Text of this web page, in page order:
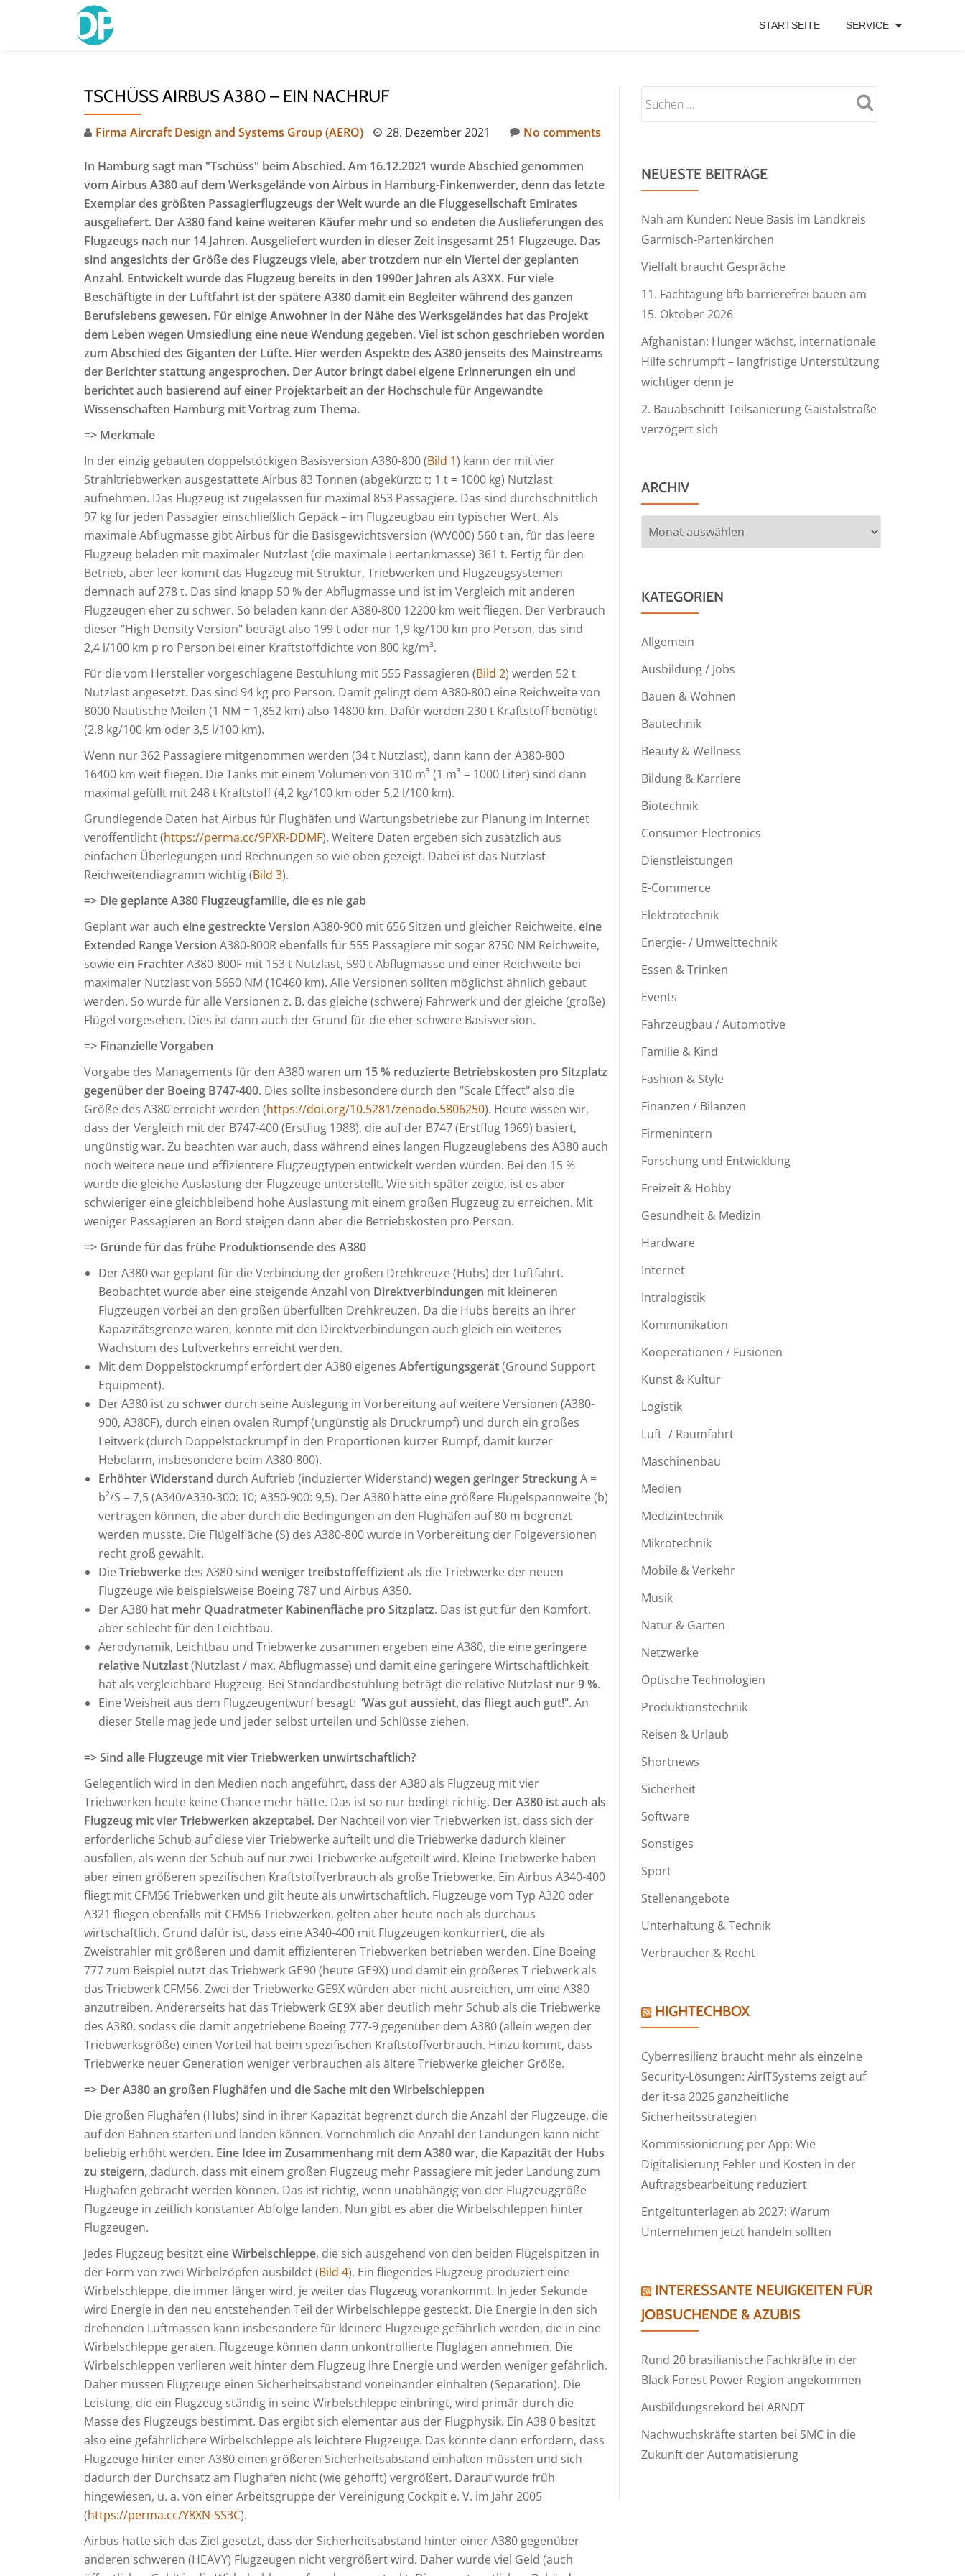
STARTSEITE SERVICE
TSCHÜSS AIRBUS A380 – EIN NACHRUF
Firma Aircraft Design and Systems Group (AERO) 28. Dezember 2021 No comments
In Hamburg sagt man "Tschüss" beim Abschied. Am 16.12.2021 wurde Abschied genommen
vom Airbus A380 auf dem Werksgelände von Airbus in Hamburg-Finkenwerder, denn das letzte
Exemplar des größten Passagierflugzeugs der Welt wurde an die Fluggesellschaft Emirates
ausgeliefert. Der A380 fand keine weiteren Käufer mehr und so endeten die Auslieferungen des
Flugzeugs nach nur 14 Jahren. Ausgeliefert wurden in dieser Zeit insgesamt 251 Flugzeuge. Das
sind angesichts der Größe des Flugzeugs viele, aber trotzdem nur ein Viertel der geplanten
Anzahl. Entwickelt wurde das Flugzeug bereits in den 1990er Jahren als A3XX. Für viele
Beschäftigte in der Luftfahrt ist der spätere A380 damit ein Begleiter während des ganzen
Berufslebens gewesen. Für einige Anwohner in der Nähe des Werksgeländes hat das Projekt
dem Leben wegen Umsiedlung eine neue Wendung gegeben. Viel ist schon geschrieben worden
zum Abschied des Giganten der Lüfte. Hier werden Aspekte des A380 jenseits des Mainstreams
der Berichter stattung angesprochen. Der Autor bringt dabei eigene Erinnerungen ein und
berichtet auch basierend auf einer Projektarbeit an der Hochschule für Angewandte
Wissenschaften Hamburg mit Vortrag zum Thema.
=> Merkmale
In der einzig gebauten doppelstöckigen Basisversion A380-800 (Bild 1) kann der mit vier
Strahltriebwerken ausgestattete Airbus 83 Tonnen (abgekürzt: t; 1 t = 1000 kg) Nutzlast
aufnehmen. Das Flugzeug ist zugelassen für maximal 853 Passagiere. Das sind durchschnittlich
97 kg für jeden Passagier einschließlich Gepäck – im Flugzeugbau ein typischer Wert. Als
maximale Abflugmasse gibt Airbus für die Basisgewichtsversion (WV000) 560 t an, für das leere
Flugzeug beladen mit maximaler Nutzlast (die maximale Leertankmasse) 361 t. Fertig für den
Betrieb, aber leer kommt das Flugzeug mit Struktur, Triebwerken und Flugzeugsystemen
demnach auf 278 t. Das sind knapp 50 % der Abflugmasse und ist im Vergleich mit anderen
Flugzeugen eher zu schwer. So beladen kann der A380-800 12200 km weit fliegen. Der Verbrauch
dieser "High Density Version" beträgt also 199 t oder nur 1,9 kg/100 km pro Person, das sind
2,4 l/100 km p ro Person bei einer Kraftstoffdichte von 800 kg/m³.
Für die vom Hersteller vorgeschlagene Bestuhlung mit 555 Passagieren (Bild 2) werden 52 t
Nutzlast angesetzt. Das sind 94 kg pro Person. Damit gelingt dem A380-800 eine Reichweite von
8000 Nautische Meilen (1 NM = 1,852 km) also 14800 km. Dafür werden 230 t Kraftstoff benötigt
(2,8 kg/100 km oder 3,5 l/100 km).
Wenn nur 362 Passagiere mitgenommen werden (34 t Nutzlast), dann kann der A380-800
16400 km weit fliegen. Die Tanks mit einem Volumen von 310 m³ (1 m³ = 1000 Liter) sind dann
maximal gefüllt mit 248 t Kraftstoff (4,2 kg/100 km oder 5,2 l/100 km).
Grundlegende Daten hat Airbus für Flughäfen und Wartungsbetriebe zur Planung im Internet
veröffentlicht (https://perma.cc/9PXR-DDMF). Weitere Daten ergeben sich zusätzlich aus
einfachen Überlegungen und Rechnungen so wie oben gezeigt. Dabei ist das Nutzlast-
Reichweitendiagramm wichtig (Bild 3).
=> Die geplante A380 Flugzeugfamilie, die es nie gab
Geplant war auch eine gestreckte Version A380-900 mit 656 Sitzen und gleicher Reichweite, eine
Extended Range Version A380-800R ebenfalls für 555 Passagiere mit sogar 8750 NM Reichweite,
sowieein FrachterA380-800F mit 153 t Nutzlast, 590 t Abflugmasse und einer Reichweite bei
maximaler Nutzlast von 5650 NM (10460 km). Alle Versionen sollten möglichst ähnlich gebaut
werden. So wurde für alle Versionen z. B. das gleiche (schwere) Fahrwerk und der gleiche (große)
Flügel vorgesehen. Dies ist dann auch der Grund für die eher schwere Basisversion.
=> Finanzielle Vorgaben
Vorgabe des Managements für den A380 waren um 15 % reduzierte Betriebskosten pro Sitzplatz
gegenüber der Boeing B747-400. Dies sollte insbesondere durch den "Scale Effect" also die
Größe des A380 erreicht werden (https://doi.org/10.5281/zenodo.5806250). Heute wissen wir,
dass der Vergleich mit der B747-400 (Erstflug 1988), die auf der B747 (Erstflug 1969) basiert,
ungünstig war. Zu beachten war auch, dass während eines langen Flugzeuglebens des A380 auch
noch weitere neue und effizientere Flugzeugtypen entwickelt werden würden. Bei den 15 %
wurde die gleiche Auslastung der Flugzeuge unterstellt. Wie sich später zeigte, ist es aber
schwieriger eine gleichbleibend hohe Auslastung mit einem großen Flugzeug zu erreichen. Mit
weniger Passagieren an Bord steigen dann aber die Betriebskosten pro Person.
=> Gründe für das frühe Produktionsende des A380
Der A380 war geplant für die Verbindung der großen Drehkreuze (Hubs) der Luftfahrt.
Beobachtet wurde aber eine steigende Anzahl von Direktverbindungen mit kleineren
Flugzeugen vorbei an den großen überfüllten Drehkreuzen. Da die Hubs bereits an ihrer
Kapazitätsgrenze waren, konnte mit den Direktverbindungen auch gleich ein weiteres
Wachstum des Luftverkehrs erreicht werden.
Mit dem Doppelstockrumpf erfordert der A380 eigenes Abfertigungsgerät(Ground Support
Equipment).
Der A380 ist zu schwer durch seine Auslegung in Vorbereitung auf weitere Versionen (A380-
900, A380F), durch einen ovalen Rumpf (ungünstig als Druckrumpf) und durch ein großes
Leitwerk (durch Doppelstockrumpf in den Proportionen kurzer Rumpf, damit kurzer
Hebelarm, insbesondere beim A380-800).
Erhöhter Widerstand durch Auftrieb (induzierter Widerstand) wegen geringer StreckungA =
b²/S = 7,5 (A340/A330-300: 10; A350-900: 9,5). Der A380 hätte eine größere Flügelspannweite (b)
vertragen können, die aber durch die Bedingungen an den Flughäfen auf 80 m begrenzt
werden musste. Die Flügelfläche (S) des A380-800 wurde in Vorbereitung der Folgeversionen
recht groß gewählt.
DieTriebwerke des A380 sind weniger treibstoffeffizientals die Triebwerke der neuen
Flugzeuge wie beispielsweise Boeing 787 und Airbus A350.
Der A380 hat mehr Quadratmeter Kabinenfläche pro Sitzplatz. Das ist gut für den Komfort,
aber schlecht für den Leichtbau.
Aerodynamik, Leichtbau und Triebwerke zusammen ergeben eine A380, die eine geringere
relative Nutzlast(Nutzlast / max. Abflugmasse) und damit eine geringere Wirtschaftlichkeit
hat als vergleichbare Flugzeug. Bei Standardbestuhlung beträgt die relative Nutzlast nur 9 %.
Eine Weisheit aus dem Flugzeugentwurf besagt: "Was gut aussieht, das fliegt auch gut!". An
dieser Stelle mag jede und jeder selbst urteilen und Schlüsse ziehen.
=> Sind alle Flugzeuge mit vier Triebwerken unwirtschaftlich?
Gelegentlich wird in den Medien noch angeführt, dass der A380 als Flugzeug mit vier
Triebwerken heute keine Chance mehr hätte. Das ist so nur bedingt richtig. Der A380 ist auch als
Flugzeug mit vier Triebwerken akzeptabel. Der Nachteil von vier Triebwerken ist, dass sich der
erforderliche Schub auf diese vier Triebwerke aufteilt und die Triebwerke dadurch kleiner
ausfallen, als wenn der Schub auf nur zwei Triebwerke aufgeteilt wird. Kleine Triebwerke haben
aber einen größeren spezifischen Kraftstoffverbrauch als große Triebwerke. Ein Airbus A340-400
fliegt mit CFM56 Triebwerken und gilt heute als unwirtschaftlich. Flugzeuge vom Typ A320 oder
A321 fliegen ebenfalls mit CFM56 Triebwerken, gelten aber heute noch als durchaus
wirtschaftlich. Grund dafür ist, dass eine A340-400 mit Flugzeugen konkurriert, die als
Zweistrahler mit größeren und damit effizienteren Triebwerken betrieben werden. Eine Boeing
777 zum Beispiel nutzt das Triebwerk GE90 (heute GE9X) und damit ein größeres T riebwerk als
das Triebwerk CFM56. Zwei der Triebwerke GE9X würden aber nicht ausreichen, um eine A380
anzutreiben. Andererseits hat das Triebwerk GE9X aber deutlich mehr Schub als die Triebwerke
des A380, sodass die damit angetriebene Boeing 777-9 gegenüber dem A380 (allein wegen der
Triebwerksgröße) einen Vorteil hat beim spezifischen Kraftstoffverbrauch. Hinzu kommt, dass
Triebwerke neuer Generation weniger verbrauchen als ältere Triebwerke gleicher Größe.
=> Der A380 an großen Flughäfen und die Sache mit den Wirbelschleppen
Die großen Flughäfen (Hubs) sind in ihrer Kapazität begrenzt durch die Anzahl der Flugzeuge, die
auf den Bahnen starten und landen können. Vornehmlich die Anzahl der Landungen kann nicht
beliebig erhöht werden. Eine Idee im Zusammenhang mit dem A380 war, die Kapazität der Hubs
zu steigern, dadurch, dass mit einem großen Flugzeug mehr Passagiere mit jeder Landung zum
Flughafen gebracht werden können. Das ist richtig, wenn unabhängig von der Flugzeuggröße
Flugzeuge in zeitlich konstanter Abfolge landen. Nun gibt es aber die Wirbelschleppen hinter
Flugzeugen.
Jedes Flugzeug besitzt eineWirbelschleppe, die sich ausgehend von den beiden Flügelspitzen in
der Form von zwei Wirbelzöpfen ausbildet (Bild 4). Ein fliegendes Flugzeug produziert eine
Wirbelschleppe, die immer länger wird, je weiter das Flugzeug vorankommt. In jeder Sekunde
wird Energie in den neu entstehenden Teil der Wirbelschleppe gesteckt. Die Energie in den sich
drehenden Luftmassen kann insbesondere für kleinere Flugzeuge gefährlich werden, die in eine
Wirbelschleppe geraten. Flugzeuge können dann unkontrollierte Fluglagen annehmen. Die
Wirbelschleppen verlieren weit hinter dem Flugzeug ihre Energie und werden weniger gefährlich.
Daher müssen Flugzeuge einen Sicherheitsabstand voneinander einhalten (Separation). Die
Leistung, die ein Flugzeug ständig in seine Wirbelschleppe einbringt, wird primär durch die
Masse des Flugzeugs bestimmt. Das ergibt sich elementar aus der Flugphysik. Ein A38 0 besitzt
also eine gefährlichere Wirbelschleppe als leichtere Flugzeuge. Das könnte dann erfordern, dass
Flugzeuge hinter einer A380 einen größeren Sicherheitsabstand einhalten müssten und sich
dadurch der Durchsatz am Flughafen nicht (wie gehofft) vergrößert. Darauf wurde früh
hingewiesen, u. a. von einer Arbeitsgruppe der Vereinigung Cockpit e. V. im Jahr 2005
(https://perma.cc/Y8XN-SS3C).
Airbus hatte sich das Ziel gesetzt, dass der Sicherheitsabstand hinter einer A380 gegenüber
anderen schweren (HEAVY) Flugzeugen nicht vergrößert wird. Daher wurde viel Geld (auch
NEUESTE BEITRÄGE
Nah am Kunden: Neue Basis im Landkreis
Garmisch-Partenkirchen
Vielfalt braucht Gespräche
11. Fachtagung bfb barrierefrei bauen am
15. Oktober 2026
Afghanistan: Hunger wächst, internationale
Hilfe schrumpft – langfristige Unterstützung
wichtiger denn je
2. Bauabschnitt Teilsanierung Gaistalstraße
verzögert sich
ARCHIV
Archiv
KATEGORIEN
Allgemein
Ausbildung / Jobs
Bauen & Wohnen
Bautechnik
Beauty & Wellness
Bildung & Karriere
Biotechnik
Consumer-Electronics
Dienstleistungen
E-Commerce
Elektrotechnik
Energie- / Umwelttechnik
Essen & Trinken
Events
Fahrzeugbau / Automotive
Familie & Kind
Fashion & Style
Finanzen / Bilanzen
Firmenintern
Forschung und Entwicklung
Freizeit & Hobby
Gesundheit & Medizin
Hardware
Internet
Intralogistik
Kommunikation
Kooperationen / Fusionen
Kunst & Kultur
Logistik
Luft- / Raumfahrt
Maschinenbau
Medien
Medizintechnik
Mikrotechnik
Mobile & Verkehr
Musik
Natur & Garten
Netzwerke
Optische Technologien
Produktionstechnik
Reisen & Urlaub
Shortnews
Sicherheit
Software
Sonstiges
Sport
Stellenangebote
Unterhaltung & Technik
Verbraucher & Recht
HIGHTECHBOX
Cyberresilienz braucht mehr als einzelne
Security-Lösungen: AirITSystems zeigt auf
der it-sa 2026 ganzheitliche
Sicherheitsstrategien
Kommissionierung per App: Wie
Digitalisierung Fehler und Kosten in der
Auftragsbearbeitung reduziert
Entgeltunterlagen ab 2027: Warum
Unternehmen jetzt handeln sollten
INTERESSANTE NEUIGKEITEN FÜR
JOBSUCHENDE & AZUBIS
Rund 20 brasilianische Fachkräfte in der
Black Forest Power Region angekommen
Ausbildungsrekord bei ARNDT
Nachwuchskräfte starten bei SMC in die
Zukunft der Automatisierung